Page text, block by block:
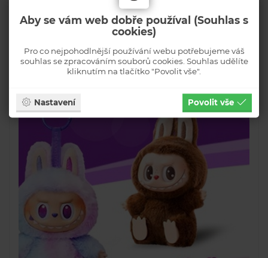
Aby se vám web dobře používal (Souhlas s
cookies)
Pro co nejpohodlnější používání webu potřebujeme váš
souhlas se zpracováním souborů cookies. Souhlas udělíte
kliknutím na tlačítko "Povolit vše".
Nastavení Povolit vše